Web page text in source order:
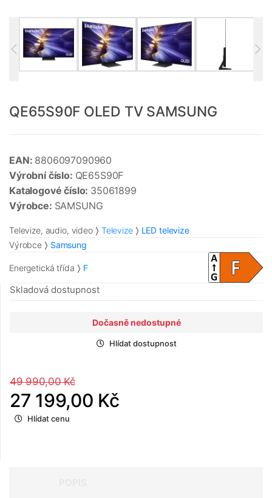
QE65S90F OLED TV SAMSUNG
EAN: 8806097090960
Výrobní číslo: QE65S90F
Katalogové číslo: 35061899
Výrobce: SAMSUNG
Televize, audio, video Televize
LED televize
Výrobce
Samsung
Energetická třída F
Skladová dostupnost
Dočasně nedostupné
Hlídat dostupnost
49 990,00 Kč
27 199,00 Kč
Hlídat cenu